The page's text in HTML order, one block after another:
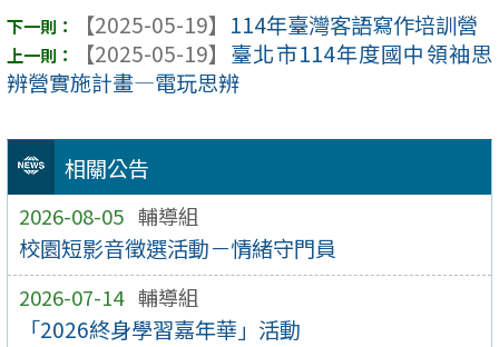
相關公告
2026-08-05 輔導組
校園短影音徵選活動－情緒守門員
2026-07-14 輔導組
「2026終身學習嘉年華」活動
【2025-05-19】 114年臺灣客語寫作培訓營
【2025-05-19】 臺北市114年度國中領袖思
辨營實施計畫—電玩思辨